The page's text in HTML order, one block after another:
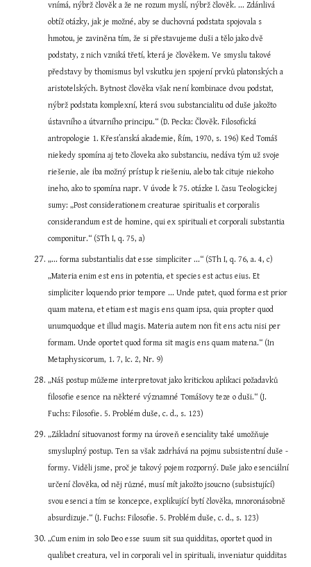
vnímá, nýbrž člověk a že ne rozum myslí, nýbrž člověk. ... Zdánlivá
obtíž otázky, jak je možné, aby se duchovná podstata spojovala s
hmotou, je zaviněna tím, že si přestavujeme duši a tělo jako dvě
podstaty, z nich vzniká třetí, která je člověkem. Ve smyslu takové
představy by thomismus byl vskutku jen spojení prvků platonských a
aristotelských. Bytnost člověka však není kombinace dvou podstat,
nýbrž podstata komplexní, která svou substancialitu od duše jakožto
ústavního a útvarního principu.“ (D. Pecka: Člověk. Filosofická
antropologie 1. Křesťanská akademie, Řím, 1970, s. 196) Ked Tomáš
niekedy spomína aj teto človeka ako substanciu, nedáva tým už svoje
riešenie, ale iba možný prístup k riešeniu, alebo tak cituje niekoho
ineho, ako to spomína napr. V úvode k 75. otázke I. času Teologickej
sumy: „Post considerationem creaturae spiritualis et corporalis
considerandum est de homine, qui ex spirituali et corporali substantia
componitur.“ (STh I, q. 75, a)
„... forma substantialis dat esse simpliciter ...“ (STh I, q. 76, a. 4, c)
„Materia enim est ens in potentia, et species est actus eius. Et
simpliciter loquendo prior tempore ... Unde patet, quod forma est prior
quam matena, et etiam est magis ens quam ipsa, quia propter quod
unumquodque et illud magis. Materia autem non fit ens actu nisi per
formam. Unde oportet quod forma sit magis ens quam matena.“ (In
Metaphysicorum, 1. 7, Ic. 2, Nr. 9)
„Náš postup můžeme interpretovat jako kritickou aplikaci požadavků
filosofie esence na některé významné Tomášovy teze o duši.“ (J.
Fuchs: Filosofie. 5. Problém duše, c. d., s. 123)
„Základní situovanost formy na úroveň esenciality také umožňuje
smysluplný postup. Ten sa však zadrhává na pojmu subsistentní duše -
formy. Viděli jsme, proč je takový pojem rozporný. Duše jako esenciální
určení člověka, od něj různé, musí mít jakožto jsoucno (subsistující)
svou esenci a tím se koncepce, explikující bytí člověka, mnoronásobně
absurdizuje.“ (J. Fuchs: Filosofie. 5. Problém duše, c. d., s. 123)
„Cum enim in solo Deo esse suum sit sua quidditas, oportet quod in
qualibet creatura, vel in corporali vel in spirituali, inveniatur quidditas